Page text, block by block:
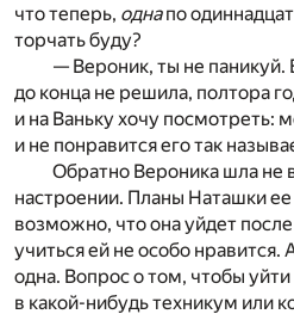
что теперь, однапо
торчать буду?
— Вероник, ты не
до конца не решила, полтора
и на Ваньку хочу посмотреть:
и не понравится его так
Обратно Вероника шла не
настроении. Планы Наташки
возможно, что она уйдет
учиться ей не особо нравится.
одна. Вопрос о том, чтобы уйти
в какой-нибудь техникум или